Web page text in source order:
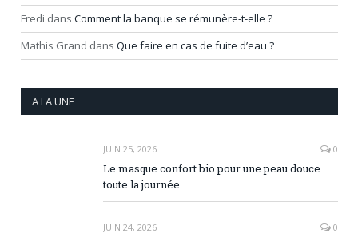
Fredi dans Comment la banque se rémunère-t-elle ?
Mathis Grand dans Que faire en cas de fuite d’eau ?
A LA UNE
JUIN 25, 2026 0
Le masque confort bio pour une peau douce
toute la journée
JUIN 24, 2026 0